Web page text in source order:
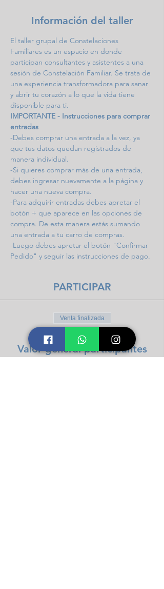
Información del taller
El taller grupal de Constelaciones
Familiares es un espacio en donde
participan consultantes y asistentes a una
sesión de Constelación Familiar. Se trata de
una experiencia transformadora para sanar
y abrir tu corazón a lo que la vida tiene
disponible para ti.
IMPORTANTE - Instrucciones para comprar
entradas
-Debes comprar una entrada a la vez, ya
que tus datos quedan registrados de
manera individual.
-Si quieres comprar más de una entrada,
debes ingresar nuevamente a la página y
hacer una nueva compra.
-Para adquirir entradas debes apretar el
botón + que aparece en las opciones de
compra. De esta manera estás sumando
una entrada a tu carro de compras.
-Luego debes apretar el botón "Confirmar
Pedido" y seguir las instrucciones de pago.
PARTICIPAR
Venta finalizada
Tipo de entrada
Valor general participantes